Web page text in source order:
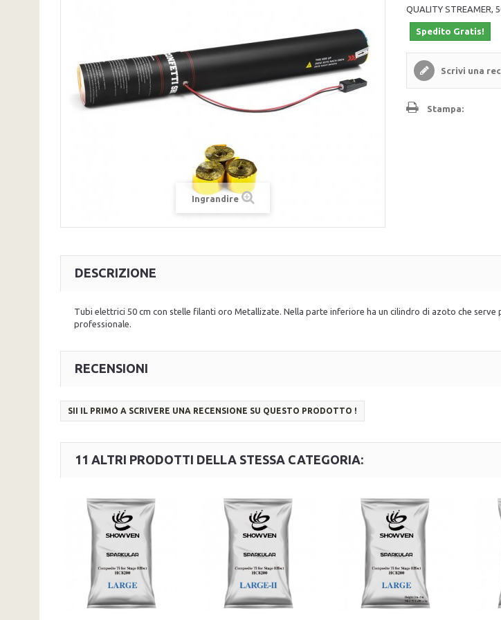
Ingrandire
QUALITY STREAMER,
Spedito Gratis!
Scrivi una
Stampa:
DESCRIZIONE
Tubi elettrici 50 cm con stelle filanti oro Metallizate. Nella parte inferiore ha un cilindro di azoto che
professionale.
RECENSIONI
SII IL PRIMO A SCRIVERE UNA RECENSIONE SU QUESTO PRODOTTO !
11 ALTRI PRODOTTI DELLA STESSA CATEGORIA: